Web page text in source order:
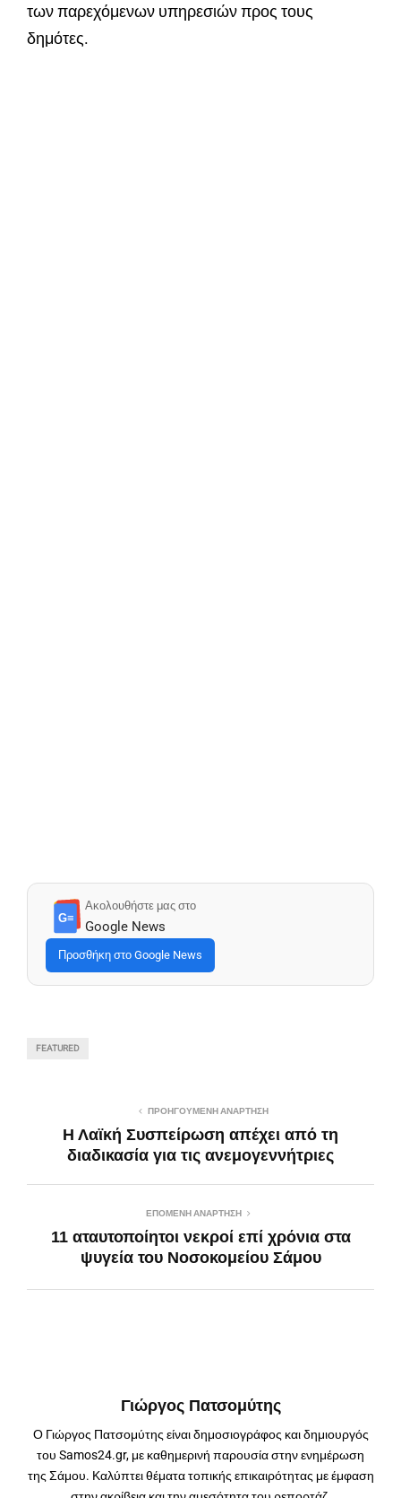
των παρεχόμενων υπηρεσιών προς τους
δημότες.
G≡
Ακολουθήστε μας στο
Google News
Προσθήκη στο Google News
FEATURED
ΠΡΟΗΓΟΎΜΕΝΗ ΑΝΆΡΤΗΣΗ
Η Λαϊκή Συσπείρωση απέχει από τη
διαδικασία για τις ανεμογεννήτριες
ΕΠΌΜΕΝΗ ΑΝΆΡΤΗΣΗ
11 αταυτοποίητοι νεκροί επί χρόνια στα
ψυγεία του Νοσοκομείου Σάμου
Γιώργος Πατσομύτης
Ο Γιώργος Πατσομύτης είναι δημοσιογράφος και δημιουργός
του Samos24.gr, με καθημερινή παρουσία στην ενημέρωση
της Σάμου. Καλύπτει θέματα τοπικής επικαιρότητας με έμφαση